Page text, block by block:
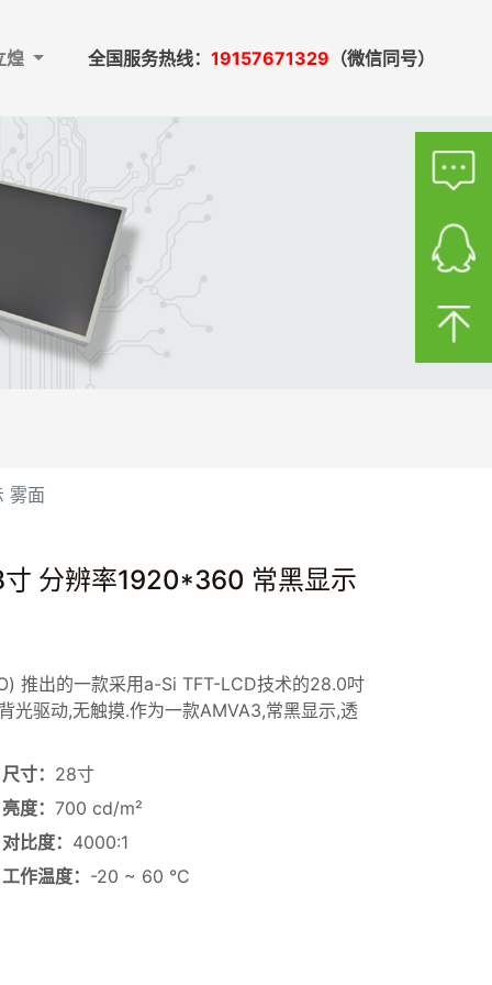
煌 全国服务热线： 19157671329 （微信同号）
雾面
分辨率1920*360 常黑显示
推出的一款采用a-Si TFT-LCD技术的28.0吋
光驱动,无触摸.作为一款AMVA3,常黑显示,透
尺寸： 28寸
亮度： 700 cd/m²
对比度： 4000:1
工作温度： -20 ~ 60 °C